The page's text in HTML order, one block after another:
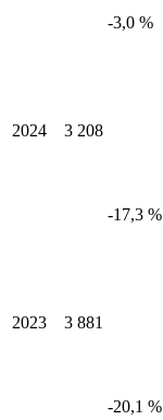
-3,0 %
2024 3 208
-17,3 %
2023 3 881
-20,1 %